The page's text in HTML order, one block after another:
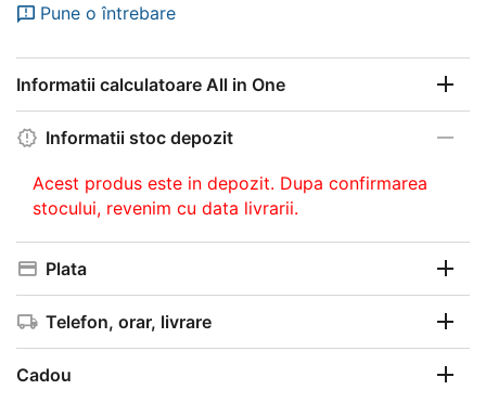
Pune o întrebare
Informatii calculatoare All in One
Informatii stoc depozit
Acest produs este in depozit. Dupa confirmarea
stocului, revenim cu data livrarii.
Plata
Telefon, orar, livrare
Cadou